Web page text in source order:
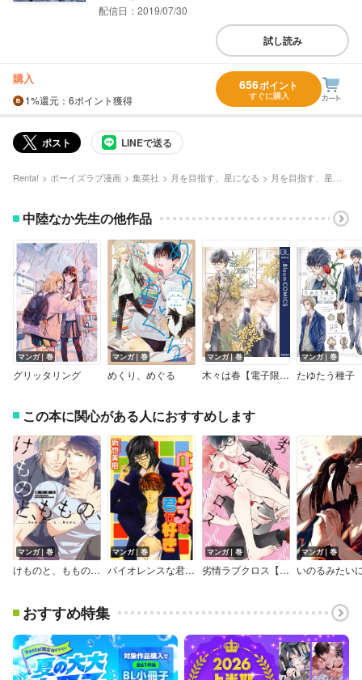
配信日：2019/07/30
試し読み
購入
1%還元 ：6ポイント獲得
656ポイント
すぐに購入
ポスト LINEで送る
Renta! ボーイズラブ漫画 集英社 月を目指す、星になる
中陸なか先生の他作品
マンガ｜巻
グリッタリング
マンガ｜巻
めくり、めぐる
マンガ｜巻
木々は春【電子限定描き下ろし付き】
マンガ｜巻
たゆたう種子
この本に関心がある人におすすめします
マンガ｜巻
けものと、ももの、 【コミックス版】【Renta！限定特典付き】
マンガ｜巻
バイオレンスな君が好き
マンガ｜巻
劣情ラブクロス【電子限定漫画付き】
マンガ｜巻
おすすめ特集